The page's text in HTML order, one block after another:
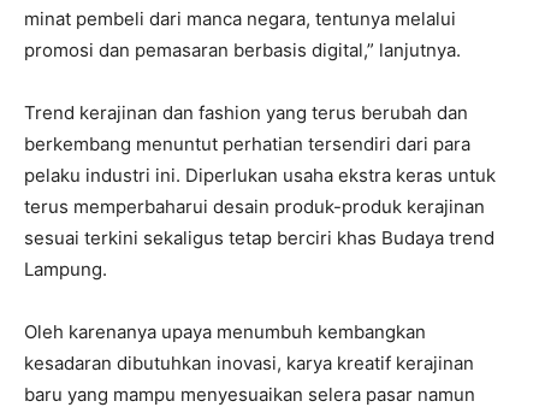
minat pembeli dari manca negara, tentunya melalui
promosi dan pemasaran berbasis digital,” lanjutnya.
Trend kerajinan dan fashion yang terus berubah dan
berkembang menuntut perhatian tersendiri dari para
pelaku industri ini. Diperlukan usaha ekstra keras untuk
terus memperbaharui desain produk-produk kerajinan
sesuai terkini sekaligus tetap berciri khas Budaya trend
Lampung.
Oleh karenanya upaya menumbuh kembangkan
kesadaran dibutuhkan inovasi, karya kreatif kerajinan
baru yang mampu menyesuaikan selera pasar namun